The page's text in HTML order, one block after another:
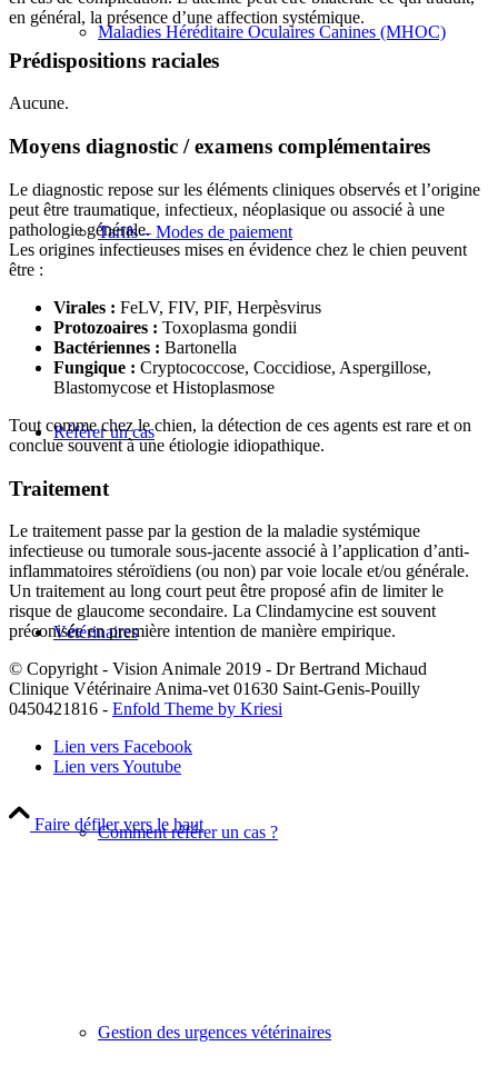
Maladies Héréditaire Oculaires Canines (MHOC)
Tarifs – Modes de paiement
Référer un cas
Vétérinaires
Comment référer un cas ?
Gestion des urgences vétérinaires
en général, la présence d’une affection systémique.
Prédispositions raciales
Aucune.
Moyens diagnostic / examens complémentaires
Le diagnostic repose sur les éléments cliniques observés et l’origine
peut être traumatique, infectieux, néoplasique ou associé à une
pathologie générale.
Les origines infectieuses mises en évidence chez le chien peuvent
être :
Virales : FeLV, FIV, PIF, Herpèsvirus
Protozoaires : Toxoplasma gondii
Bactériennes : Bartonella
Fungique : Cryptococcose, Coccidiose, Aspergillose,
Blastomycose et Histoplasmose
Tout comme chez le chien, la détection de ces agents est rare et on
conclue souvent à une étiologie idiopathique.
Traitement
Le traitement passe par la gestion de la maladie systémique
infectieuse ou tumorale sous-jacente associé à l’application d’anti-
inflammatoires stéroïdiens (ou non) par voie locale et/ou générale.
Un traitement au long court peut être proposé afin de limiter le
risque de glaucome secondaire. La Clindamycine est souvent
préconisée en première intention de manière empirique.
© Copyright - Vision Animale 2019 - Dr Bertrand Michaud
Clinique Vétérinaire Anima-vet 01630 Saint-Genis-Pouilly
0450421816 - Enfold Theme by Kriesi
Lien vers Facebook
Lien vers Youtube
Faire défiler vers le haut